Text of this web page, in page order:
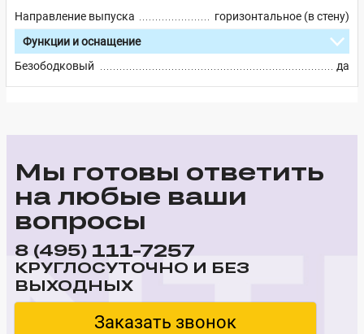
Направление выпуска
горизонтальное (в стену)
Функции и оснащение
Безободковый
да
Мы готовы ответить
на любые ваши
вопросы
8 (495) 111-7257
КРУГЛОСУТОЧНО И БЕЗ
ВЫХОДНЫХ
Заказать звонок